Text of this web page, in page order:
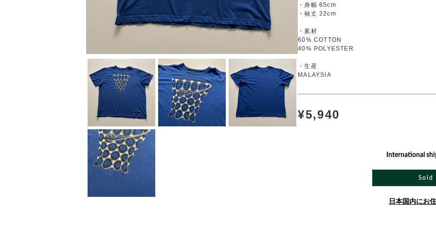
・身幅 65cm
・袖丈 22cm
・素材
60% COTTON
40% POLYESTER
・生産
MALAYSIA
¥5,940
International
Sold
日本国内にお